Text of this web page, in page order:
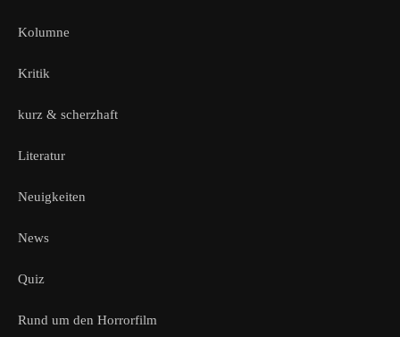
Kolumne
Kritik
kurz & scherzhaft
Literatur
Neuigkeiten
News
Quiz
Rund um den Horrorfilm